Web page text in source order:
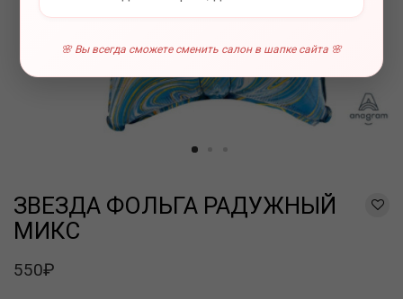
🌸 Вы всегда сможете сменить салон в шапке сайта 🌸
ЗВЕЗДА ФОЛЬГА РАДУЖНЫЙ
МИКС
550₽